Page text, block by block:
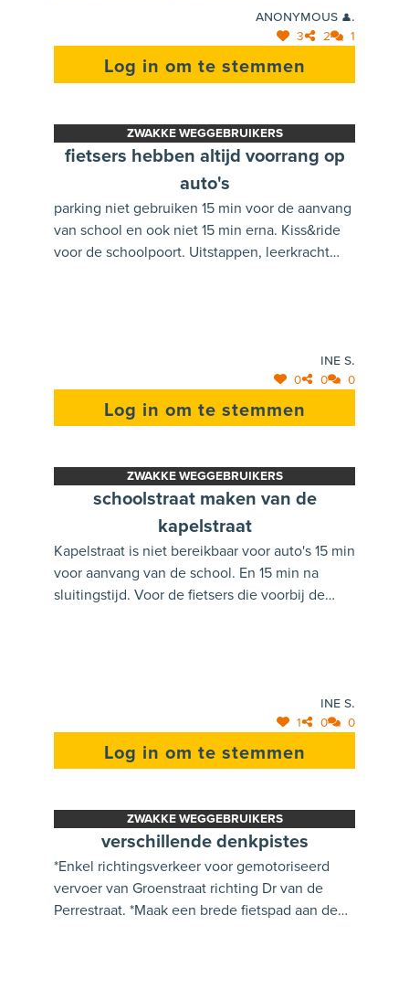
Daardoor kunnen en mogen fietsers op de
baan rijden wanneer de school uit is. Wel extra
parkeerstroken voorzien tov het kruispunt
Kapelstraat - Holven. Automobilisten
Anonymous 👤.
3 2 1
Log in om te stemmen
ZWAKKE WEGGEBRUIKERS
fietsers hebben altijd voorrang op
auto's
parking niet gebruiken 15 min voor de aanvang
van school en ook niet 15 min erna. Kiss&ride
voor de schoolpoort. Uitstappen, leerkracht
Ine S.
0 0 0
Log in om te stemmen
ZWAKKE WEGGEBRUIKERS
schoolstraat maken van de
kapelstraat
Kapelstraat is niet bereikbaar voor auto's 15 min
voor aanvang van de school. En 15 min na
sluitingstijd. Voor de fietsers die voorbij de
die uit de school komen veel ruimte innemen.
Ine S.
1 0 0
Log in om te stemmen
ZWAKKE WEGGEBRUIKERS
verschillende denkpistes
*Enkel richtingsverkeer voor gemotoriseerd
vervoer van Groenstraat richting Dr van de
Perrestraat. *Maak een brede fietspad aan de